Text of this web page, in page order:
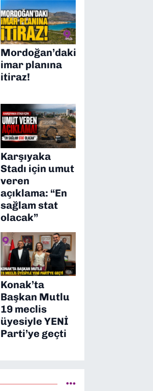
Mordoğan’daki
imar planına
itiraz!
Karşıyaka
Stadı için umut
veren
açıklama: “En
sağlam stat
olacak”
Konak’ta
Başkan Mutlu
19 meclis
üyesiyle YENİ
Parti’ye geçti